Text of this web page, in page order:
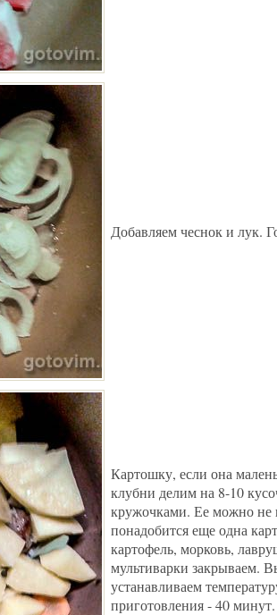
Добавляем чеснок и лук.
Картошку, если она
клубни делим на 8-10
кружочками. Ее можно не
понадобится еще одна
картофель, морковь,
мультиварки закрываем.
устанавливаем
приготовления - 40 минут.